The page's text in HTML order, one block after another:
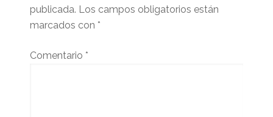
publicada. Los campos obligatorios están
marcados con *
Comentario *